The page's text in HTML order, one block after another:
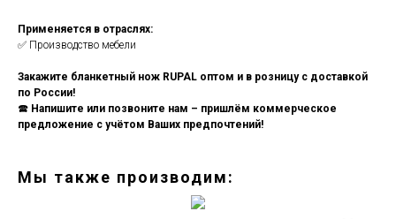
Применяется в отраслях:
✅ Производство мебели
Закажите бланкетный нож RUPAL оптом и в розницу с доставкой
по России!
🕿 Напишите или позвоните нам – пришлём коммерческое
предложение с учётом Ваших предпочтений!
Мы также производим: